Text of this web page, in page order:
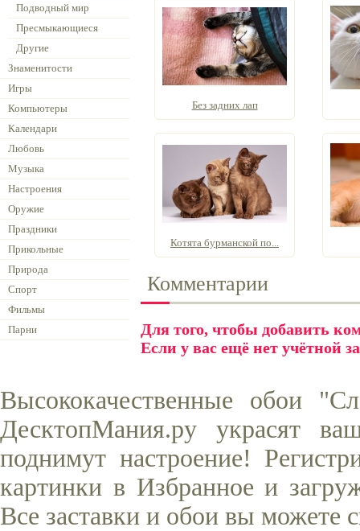
Подводный мир
Пресмыкающиеся
Другие
Знаменитости
Игры
Компьютеры
Календари
Любовь
Музыка
Настроения
Оружие
Праздники
Прикольные
Природа
Спорт
Фильмы
Парни
Без задних лап
Котята бурманской по...
Комментарии
Для того, чтобы добавить
Если у вас ещё нет учётной
Высококачественные обои
ДесктопМания.ру украсят
поднимут настроение!
картинки в Избранное и
Все заставки и обои вы можете